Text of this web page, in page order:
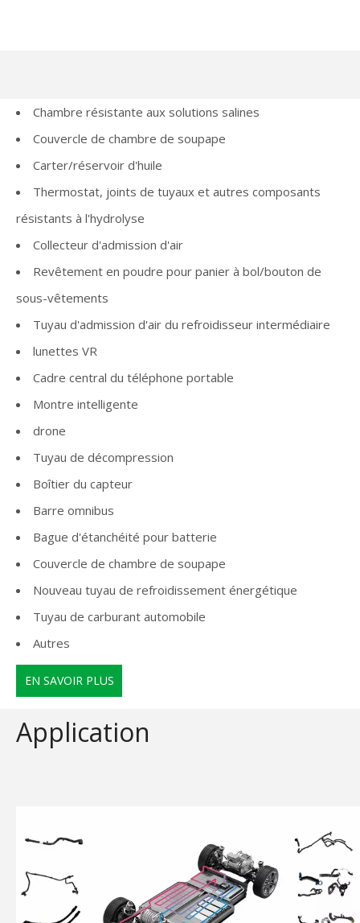
Chambre résistante aux solutions salines
Couvercle de chambre de soupape
Carter/réservoir d'huile
Thermostat, joints de tuyaux et autres composants
résistants à l'hydrolyse
Collecteur d'admission d'air
Revêtement en poudre pour panier à bol/bouton de
sous-vêtements
Tuyau d'admission d'air du refroidisseur intermédiaire
lunettes VR
Cadre central du téléphone portable
Montre intelligente
drone
Tuyau de décompression
Boîtier du capteur
Barre omnibus
Bague d'étanchéité pour batterie
Couvercle de chambre de soupape
Nouveau tuyau de refroidissement énergétique
Tuyau de carburant automobile
Autres
EN SAVOIR PLUS
Application